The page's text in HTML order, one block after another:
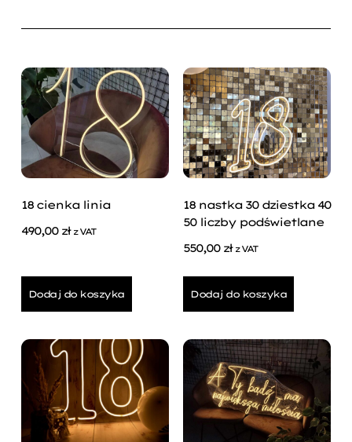
18 cienka linia
490,00 zł z VAT
Dodaj do koszyka
18 nastka 30 dziestka 40
50 liczby podświetlane
550,00 zł z VAT
Dodaj do koszyka